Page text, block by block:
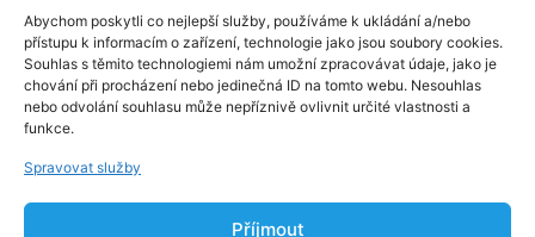
Abychom poskytli co nejlepší služby, používáme k ukládání a/nebo
přístupu k informacím o zařízení, technologie jako jsou soubory cookies.
Souhlas s těmito technologiemi nám umožní zpracovávat údaje, jako je
chování při procházení nebo jedinečná ID na tomto webu. Nesouhlas
nebo odvolání souhlasu může nepříznivě ovlivnit určité vlastnosti a
funkce.
Spravovat služby
Příjmout
Horizontální žaluzie – zaměření
Horizontální žaluzie – montáž
Dokumenty
Ochrana osobních údajů